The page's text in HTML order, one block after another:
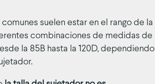
suelen estar en el rango de la
combinaciones de medidas de
la 85B hasta la 120D, dependiendo